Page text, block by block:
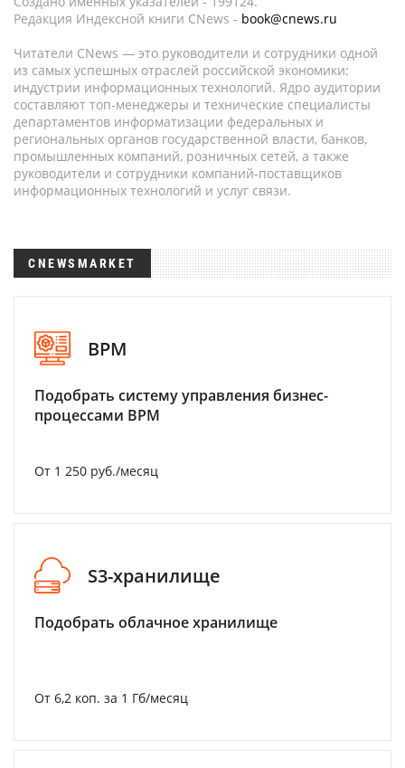
Редакция Индексной книги CNews - book@cnews.ru
Читатели CNews — это руководители и сотрудники одной
из самых успешных отраслей российской экономики:
индустрии информационных технологий. Ядро аудитории
составляют топ-менеджеры и технические специалисты
департаментов информатизации федеральных и
региональных органов государственной власти, банков,
промышленных компаний, розничных сетей, а также
руководители и сотрудники компаний-поставщиков
информационных технологий и услуг связи.
CNEWSMARKET
BPM
Подобрать систему управления бизнес-
процессами BPM
От 1 250 руб./месяц
S3-хранилище
Подобрать облачное хранилище
От 6,2 коп. за 1 Гб/месяц